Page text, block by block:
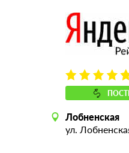
Лобненская
ул.